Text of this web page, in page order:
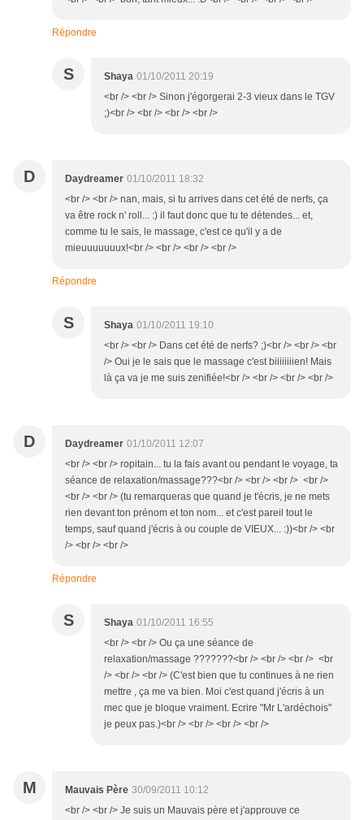
Répondre
S Shaya 01/10/2011 20:19
<br /> <br /> Sinon j'égorgerai 2-3 vieux dans le TGV
;)<br /> <br /> <br /> <br />
D Daydreamer 01/10/2011 18:32
<br /> <br /> nan, mais, si tu arrives dans cet été de nerfs, ça
va être rock n' roll... :) il faut donc que tu te détendes... et,
comme tu le sais, le massage, c'est ce qu'il y a de
mieuuuuuuux!<br /> <br /> <br /> <br />
Répondre
S Shaya 01/10/2011 19:10
<br /> <br /> Dans cet été de nerfs? ;)<br /> <br /> <br
/> Oui je le sais que le massage c'est biiiiiiiien! Mais
là ça va je me suis zenifiée!<br /> <br /> <br /> <br />
D Daydreamer 01/10/2011 12:07
<br /> <br /> ropitain... tu la fais avant ou pendant le voyage, ta
séance de relaxation/massage???<br /> <br /> <br /> <br />
<br /> <br /> (tu remarqueras que quand je t'écris, je ne mets
rien devant ton prénom et ton nom... et c'est pareil tout le
temps, sauf quand j'écris à ou couple de VIEUX... :))<br /> <br
/> <br /> <br />
Répondre
S Shaya 01/10/2011 16:55
<br /> <br /> Ou ça une séance de
relaxation/massage ???????<br /> <br /> <br /> <br
/> <br /> <br /> (C'est bien que tu continues à ne rien
mettre , ça me va bien. Moi c'est quand j'écris à un
mec que je bloque vraiment. Ecrire "Mr L'ardéchois"
je peux pas.)<br /> <br /> <br /> <br />
M Mauvais Père 30/09/2011 10:12
<br /> <br /> Je suis un Mauvais père et j'approuve ce